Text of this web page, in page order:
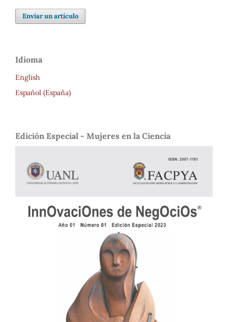
Enviar un artículo
Idioma
English
Español (España)
Edición Especial - Mujeres en la Ciencia